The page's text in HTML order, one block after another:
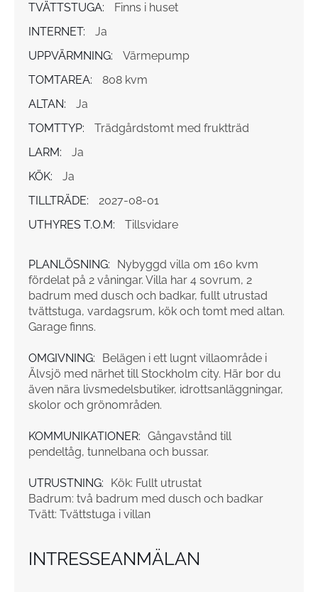
TVÄTTSTUGA:
Finns i huset
INTERNET:
Ja
UPPVÄRMNING:
Värmepump
TOMTAREA:
808 kvm
ALTAN:
Ja
TOMTTYP:
Trädgårdstomt med fruktträd
LARM:
Ja
KÖK:
Ja
TILLTRÄDE:
2027-08-01
UTHYRES T.O.M:
Tillsvidare
PLANLÖSNING:
Nybyggd villa om 160 kvm
fördelat på 2 våningar. Villa har 4 sovrum, 2
badrum med dusch och badkar, fullt utrustad
tvättstuga, vardagsrum, kök och tomt med altan.
Garage finns.
OMGIVNING:
Belägen i ett lugnt villaområde i
Älvsjö med närhet till Stockholm city. Här bor du
även nära livsmedelsbutiker, idrottsanläggningar,
skolor och grönområden.
KOMMUNIKATIONER: Gångavstånd till
pendeltåg, tunnelbana och bussar.
UTRUSTNING:
Kök: Fullt utrustat
Badrum: två badrum med dusch och badkar
Tvätt: Tvättstuga i villan
INTRESSEANMÄLAN